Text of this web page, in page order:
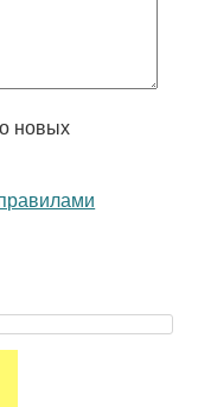
новых